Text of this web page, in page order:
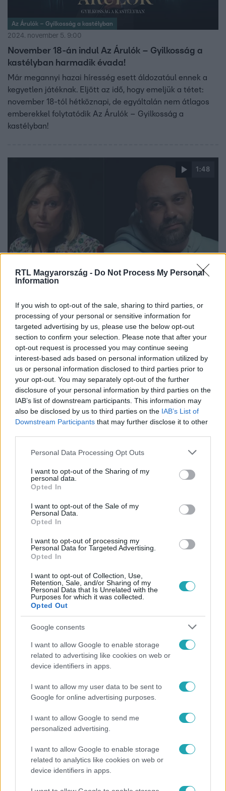
RTL Magyarország - Do Not Process My Personal
Information
If you wish to opt-out of the sale, sharing to third parties, or
processing of your personal or sensitive information for
targeted advertising by us, please use the below opt-out
section to confirm your selection. Please note that after your
opt-out request is processed you may continue seeing
interest-based ads based on personal information utilized by
us or personal information disclosed to third parties prior to
your opt-out. You may separately opt-out of the further
disclosure of your personal information by third parties on the
IAB’s list of downstream participants. This information may
also be disclosed by us to third parties on the IAB’s List of
Downstream Participants that may further disclose it to other
Please note that this website/app uses one or more Google
not limited to your visit or usage behaviour. You may click to
grant or deny consent to Google and its third-party tags to
use your data for below specified purposes in below Google
consent section.
Personal Data Processing Opt Outs
I want to opt-out of the Sharing of my
personal data.
Opted In
I want to opt-out of the Sale of my
Personal Data.
Opted In
I want to opt-out of processing my
Personal Data for Targeted Advertising.
Opted In
I want to opt-out of Collection, Use,
Retention, Sale, and/or Sharing of my
Personal Data that Is Unrelated with the
Purposes for which it was collected.
Opted Out
Google consents
I want to allow Google to enable storage
related to advertising like cookies on web or
device identifiers in apps.
I want to allow my user data to be sent to
Google for online advertising purposes.
I want to allow Google to send me
personalized advertising.
I want to allow Google to enable storage
related to analytics like cookies on web or
device identifiers in apps.
Az Árulók – Gyilkosság a kastélyban
2024. november 5. 9:00
November 18-án indul Az Árulók – Gyilkosság a
kastélyban harmadik évada!
Már megannyi hazai híresség esett áldozatául ennek a
kegyetlen játéknak. Eljött az idő, hogy emeljük a tétet:
november 18-tól hétköznapi, de egyáltalán nem átlagos
emberekkel folytatódik Az Árulók – Gyilkosság a
kastélyban!
1:48
Az Árulók – Gyilkosság a kastélyban
2024. szeptember 30. 19:30
gyanúsították meg a kerekasztalnál az árulók
Lakatos László úgy érezte, eljött a pillanat, amikor már
nem származik játékelőnye abból, hogy megvédi Erős
Antóniát. A humorista a kerekasztalnál gyanúsította meg
árulótársát, amit a tévés műsorvezető sem hagyott szó
nélkül.
1:08
Az Árulók – Gyilkosság a kastélyban
2024. szeptember 25. 19:30
Dér Heni szándékosan mondta ki a kerekasztalnál
az egyik gyilkostársa nevét
többi játékos figyelmét, ami hidegzuhanyként érte a
híradós műsorvezetőt. De, vajon miért gondolta az
énekesnő, hogy ez a lépés a gyilkosok szempontjából jó
taktika? Az éjjeli Konklávén kiderült.
2024. július 11. 14:51
„Álmodok a gyerekkel” – felkavaró interjút adtak